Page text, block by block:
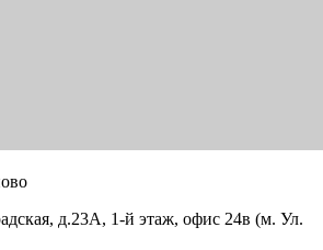
д.23А, 1-й этаж, офис 24в (м. Ул.